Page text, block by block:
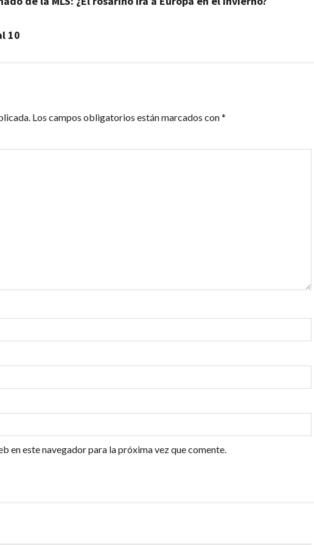
10
Los campos obligatorios están marcados con*
en este navegador para la próxima vez que comente.